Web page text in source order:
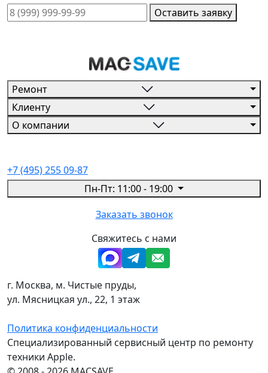
Оставить заявку
Ремонт
Клиенту
О компании
+7 (495) 255 09-87
Пн-Пт: 11:00 - 19:00
Заказать звонок
Свяжитесь с нами
г. Москва, м. Чистые пруды,
ул. Мясницкая ул., 22, 1 этаж
Политика конфиденциальности
Специализированный сервисный центр по ремонту
техники Apple.